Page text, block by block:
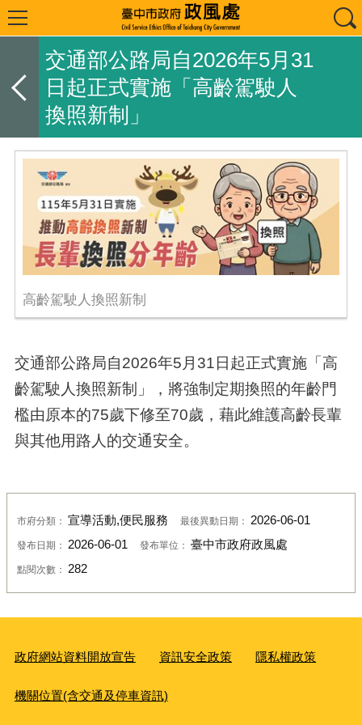
交通部公路局自2026年5月31
日起正式實施「高齡駕駛人
換照新制」
高齡駕駛人換照新制
交通部公路局自2026年5月31日起正式實施「高
齡駕駛人換照新制」
，將強制定期換照的年齡門
檻由原本的75歲下修至70歲，藉此維護高齡長輩
與其他用路人的交通安全。
市府分類： 宣導活動,便民服務 最後異動日期： 2026-06-01
發布日期： 2026-06-01 發布單位： 臺中市政府政風處
點閱次數： 282
政府網站資料開放宣告 資訊安全政策 隱私權政策
機關位置(含交通及停車資訊)